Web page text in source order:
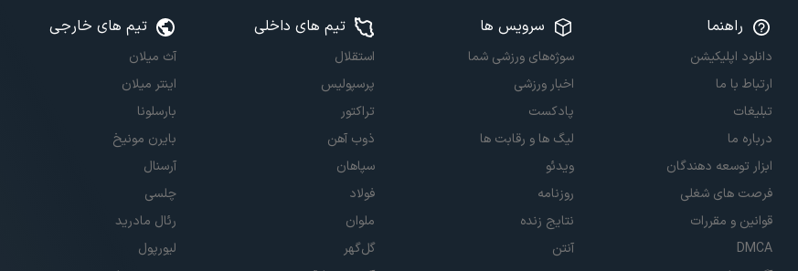
راهنما
دانلود اپلیکیشن
ارتباط با ما
تبلیغات
درباره ما
ابزار توسعه دهندگان
فرصت های شغلی
قوانین و مقررات
DMCA
سرویس ها
سوژه‌های ورزشی شما
اخبار ورزشی
پادکست
لیگ ها و رقابت ها
ویدئو
روزنامه
نتایج زنده
آنتن
تیم های داخلی
استقلال
پرسپولیس
تراکتور
ذوب آهن
سپاهان
فولاد
ملوان
گل‌گهر
تیم های خارجی
آث میلان
اینتر میلان
بارسلونا
بایرن مونیخ
آرسنال
چلسی
رئال مادرید
لیورپول